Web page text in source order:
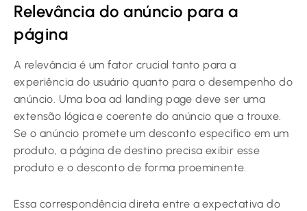
Relevância do anúncio para a
página
A relevância é um fator crucial tanto para a
experiência do usuário quanto para o desempenho do
anúncio. Uma boa ad landing page deve ser uma
extensão lógica e coerente do anúncio que a trouxe.
Se o anúncio promete um desconto específico em um
produto, a página de destino precisa exibir esse
produto e o desconto de forma proeminente.
Essa correspondência direta entre a expectativa do